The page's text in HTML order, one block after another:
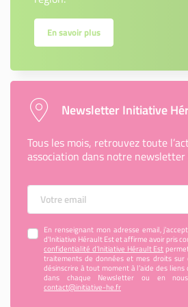
En savoir plus
Newsletter Initiative
Tous les mois, retrouvez toute
association dans notre newsletter
Votre Email
En renseignant mon adresse email,
d'Initiative Hérault Est et affirme avoir pris
confidentialité d’Initiative Hérault Est
traitements de données et mes droits sur
désinscrire à tout moment à l’aide des
dans chaque Newsletter ou en
contact@initiative-he.fr